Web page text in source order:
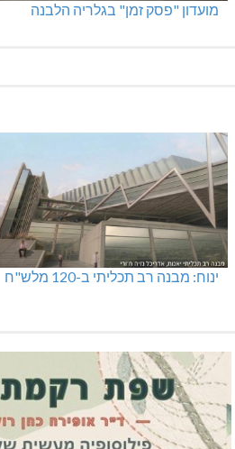
מועדון "פסק זמן" בגלריה הלבנה
ינוח: מבנה רב תכליתי ב-120 מלש"ח